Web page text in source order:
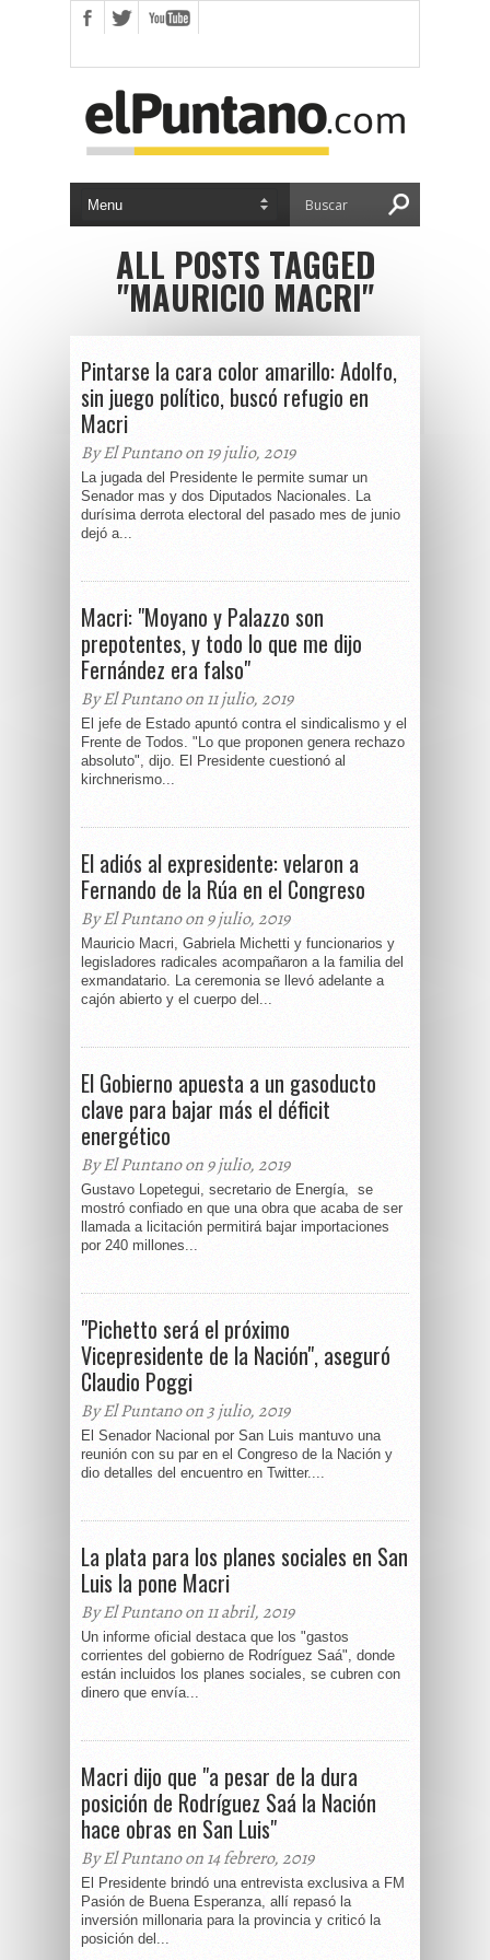
ALL POSTS TAGGED
"MAURICIO MACRI"
Pintarse la cara color amarillo: Adolfo,
sin juego político, buscó refugio en
Macri
By El Puntano on 19 julio, 2019
La jugada del Presidente le permite sumar un
Senador mas y dos Diputados Nacionales. La
durísima derrota electoral del pasado mes de junio
dejó a...
Macri: "Moyano y Palazzo son
prepotentes, y todo lo que me dijo
Fernández era falso"
By El Puntano on 11 julio, 2019
El jefe de Estado apuntó contra el sindicalismo y el
Frente de Todos. "Lo que proponen genera rechazo
absoluto", dijo. El Presidente cuestionó al
kirchnerismo...
El adiós al expresidente: velaron a
Fernando de la Rúa en el Congreso
By El Puntano on 9 julio, 2019
Mauricio Macri, Gabriela Michetti y funcionarios y
legisladores radicales acompañaron a la familia del
exmandatario. La ceremonia se llevó adelante a
cajón abierto y el cuerpo del...
El Gobierno apuesta a un gasoducto
clave para bajar más el déficit
energético
By El Puntano on 9 julio, 2019
Gustavo Lopetegui, secretario de Energía, se
mostró confiado en que una obra que acaba de ser
llamada a licitación permitirá bajar importaciones
por 240 millones...
"Pichetto será el próximo
Vicepresidente de la Nación", aseguró
Claudio Poggi
By El Puntano on 3 julio, 2019
El Senador Nacional por San Luis mantuvo una
reunión con su par en el Congreso de la Nación y
dio detalles del encuentro en Twitter....
La plata para los planes sociales en San
Luis la pone Macri
By El Puntano on 11 abril, 2019
Un informe oficial destaca que los "gastos
corrientes del gobierno de Rodríguez Saá", donde
están incluidos los planes sociales, se cubren con
dinero que envía...
Macri dijo que "a pesar de la dura
posición de Rodríguez Saá la Nación
hace obras en San Luis"
By El Puntano on 14 febrero, 2019
El Presidente brindó una entrevista exclusiva a FM
Pasión de Buena Esperanza, allí repasó la
inversión millonaria para la provincia y criticó la
posición del...